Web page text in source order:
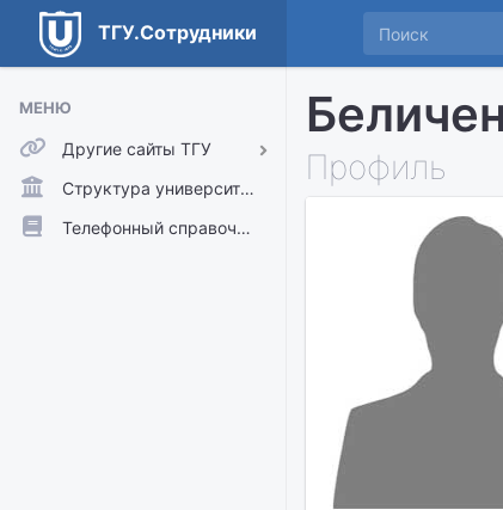
ТГУ.Сотрудники
МЕНЮ
Другие сайты ТГУ
ТГУ.Аккаунты
ТГУ.Расписание
Структура университета
Телефонный справочник
Профиль